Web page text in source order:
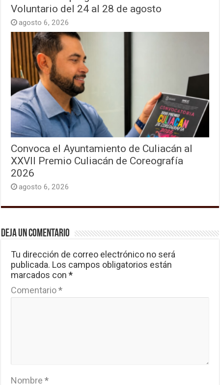
Voluntario del 24 al 28 de agosto
agosto 6, 2026
Convoca el Ayuntamiento de Culiacán al
XXVII Premio Culiacán de Coreografía
2026
agosto 6, 2026
Deja un comentario
Tu dirección de correo electrónico no será
publicada. Los campos obligatorios están
marcados con*
Comentario*
Nombre*